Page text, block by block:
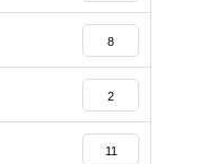
8
2
11